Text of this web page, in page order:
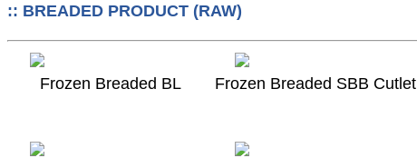
:: BREADED PRODUCT (RAW)
Frozen Breaded BL Frozen Breaded SBB Cutlet